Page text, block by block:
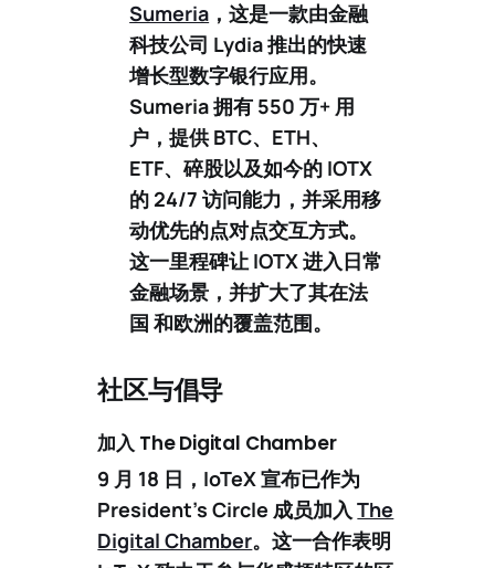
Sumeria ，这是一款由金融
科技公司 Lydia 推出的快速
增长型数字银行应用。
Sumeria 拥有 550 万+ 用
户，提供 BTC、ETH、
ETF、碎股以及如今的 IOTX
的 24/7 访问能力，并采用移
动优先的点对点交互方式。
这一里程碑让 IOTX 进入日常
金融场景，并扩大了其在法
国 和欧洲的覆盖范围。
社区与倡导
加入 The Digital Chamber
9 月 18 日，IoTeX 宣布已作为
President’s Circle 成员加入The
Digital Chamber。这一合作表明